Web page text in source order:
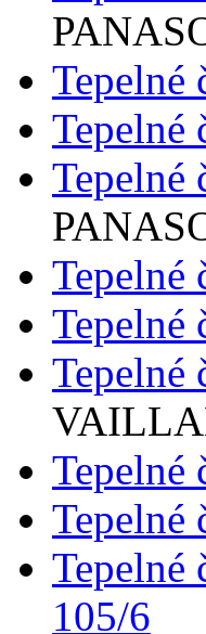
Tepelné
Tepelné
Tepelné
Tepelné
Tepelné
Tepelné
105/6